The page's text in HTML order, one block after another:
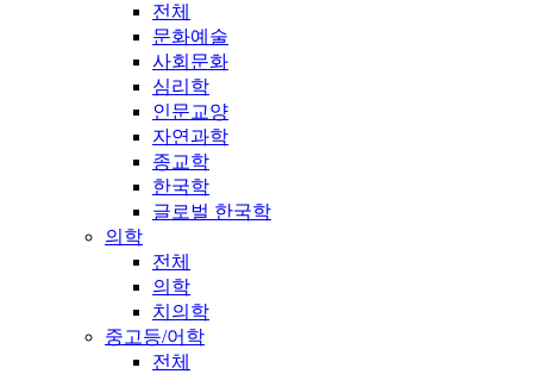
전체
문화예술
사회문화
심리학
인문교양
자연과학
종교학
한국학
글로벌 한국학
의학
전체
의학
치의학
중고등/어학
전체